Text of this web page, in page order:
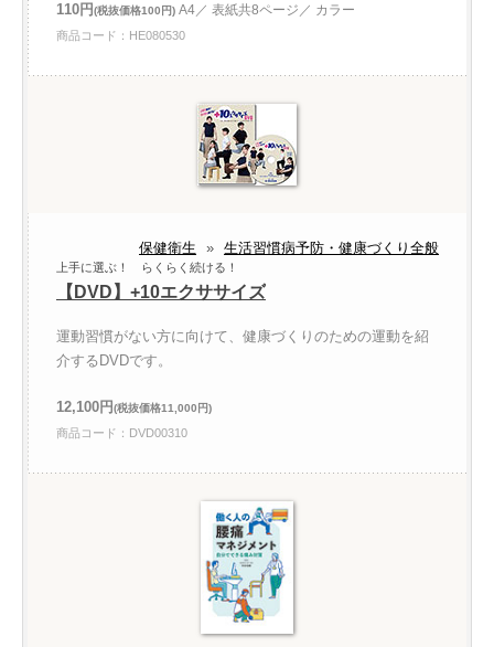
110円(税抜価格100円) A4／ 表紙共8ページ／ カラー
商品コード：HE080530
保健衛生 » 生活習慣病予防・健康づくり全般
上手に選ぶ！ らくらく続ける！
【DVD】+10エクササイズ
運動習慣がない方に向けて、健康づくりのための運動を紹
介するDVDです。
12,100円(税抜価格11,000円)
商品コード：DVD00310